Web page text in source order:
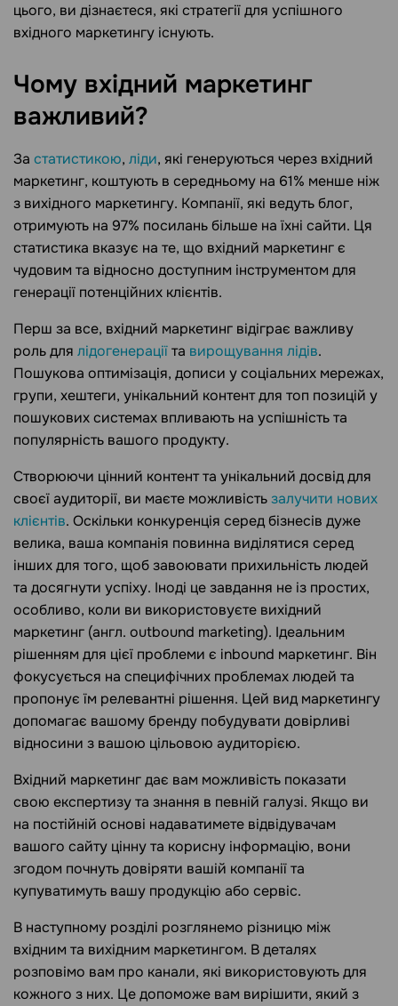
цього, ви дізнаєтеся, які стратегії для успішного
вхідного маркетингу існують.
Чому вхідний маркетинг
важливий?
За статистикою, ліди, які генеруються через вхідний
маркетинг, коштують в середньому на 61% менше ніж
з вихідного маркетингу. Компанії, які ведуть блог,
отримують на 97% посилань більше на їхні сайти. Ця
статистика вказує на те, що вхідний маркетинг є
чудовим та відносно доступним інструментом для
генерації потенційних клієнтів.
Перш за все, вхідний маркетинг відіграє важливу
роль для лідогенераціїта вирощування лідів.
Пошукова оптимізація, дописи у соціальних мережах,
групи, хештеги, унікальний контент для топ позицій у
пошукових системах впливають на успішність та
популярність вашого продукту.
Створюючи цінний контент та унікальний досвід для
своєї аудиторії, ви маєте можливістьзалучити нових
клієнтів. Оскільки конкуренція серед бізнесів дуже
велика, ваша компанія повинна виділятися серед
інших для того, щоб завоювати прихильність людей
та досягнути успіху. Іноді це завдання не із простих,
особливо, коли ви використовуєте вихідний
маркетинг (англ. outbound marketing). Ідеальним
рішенням для цієї проблеми є inbound маркетинг. Він
фокусується на специфічних проблемах людей та
пропонує їм релевантні рішення. Цей вид маркетингу
допомагає вашому бренду побудувати довірливі
відносини з вашою цільовою аудиторією.
Вхідний маркетинг дає вам можливість показати
свою експертизу та знання в певній галузі. Якщо ви
на постійній основі надаватимете відвідувачам
вашого сайту цінну та корисну інформацію, вони
згодом почнуть довіряти вашій компанії та
купуватимуть вашу продукцію або сервіс.
В наступному розділі розглянемо різницю між
вхідним та вихідним маркетингом. В деталях
розповімо вам про канали, які використовують для
кожного з них. Це допоможе вам вирішити, який з